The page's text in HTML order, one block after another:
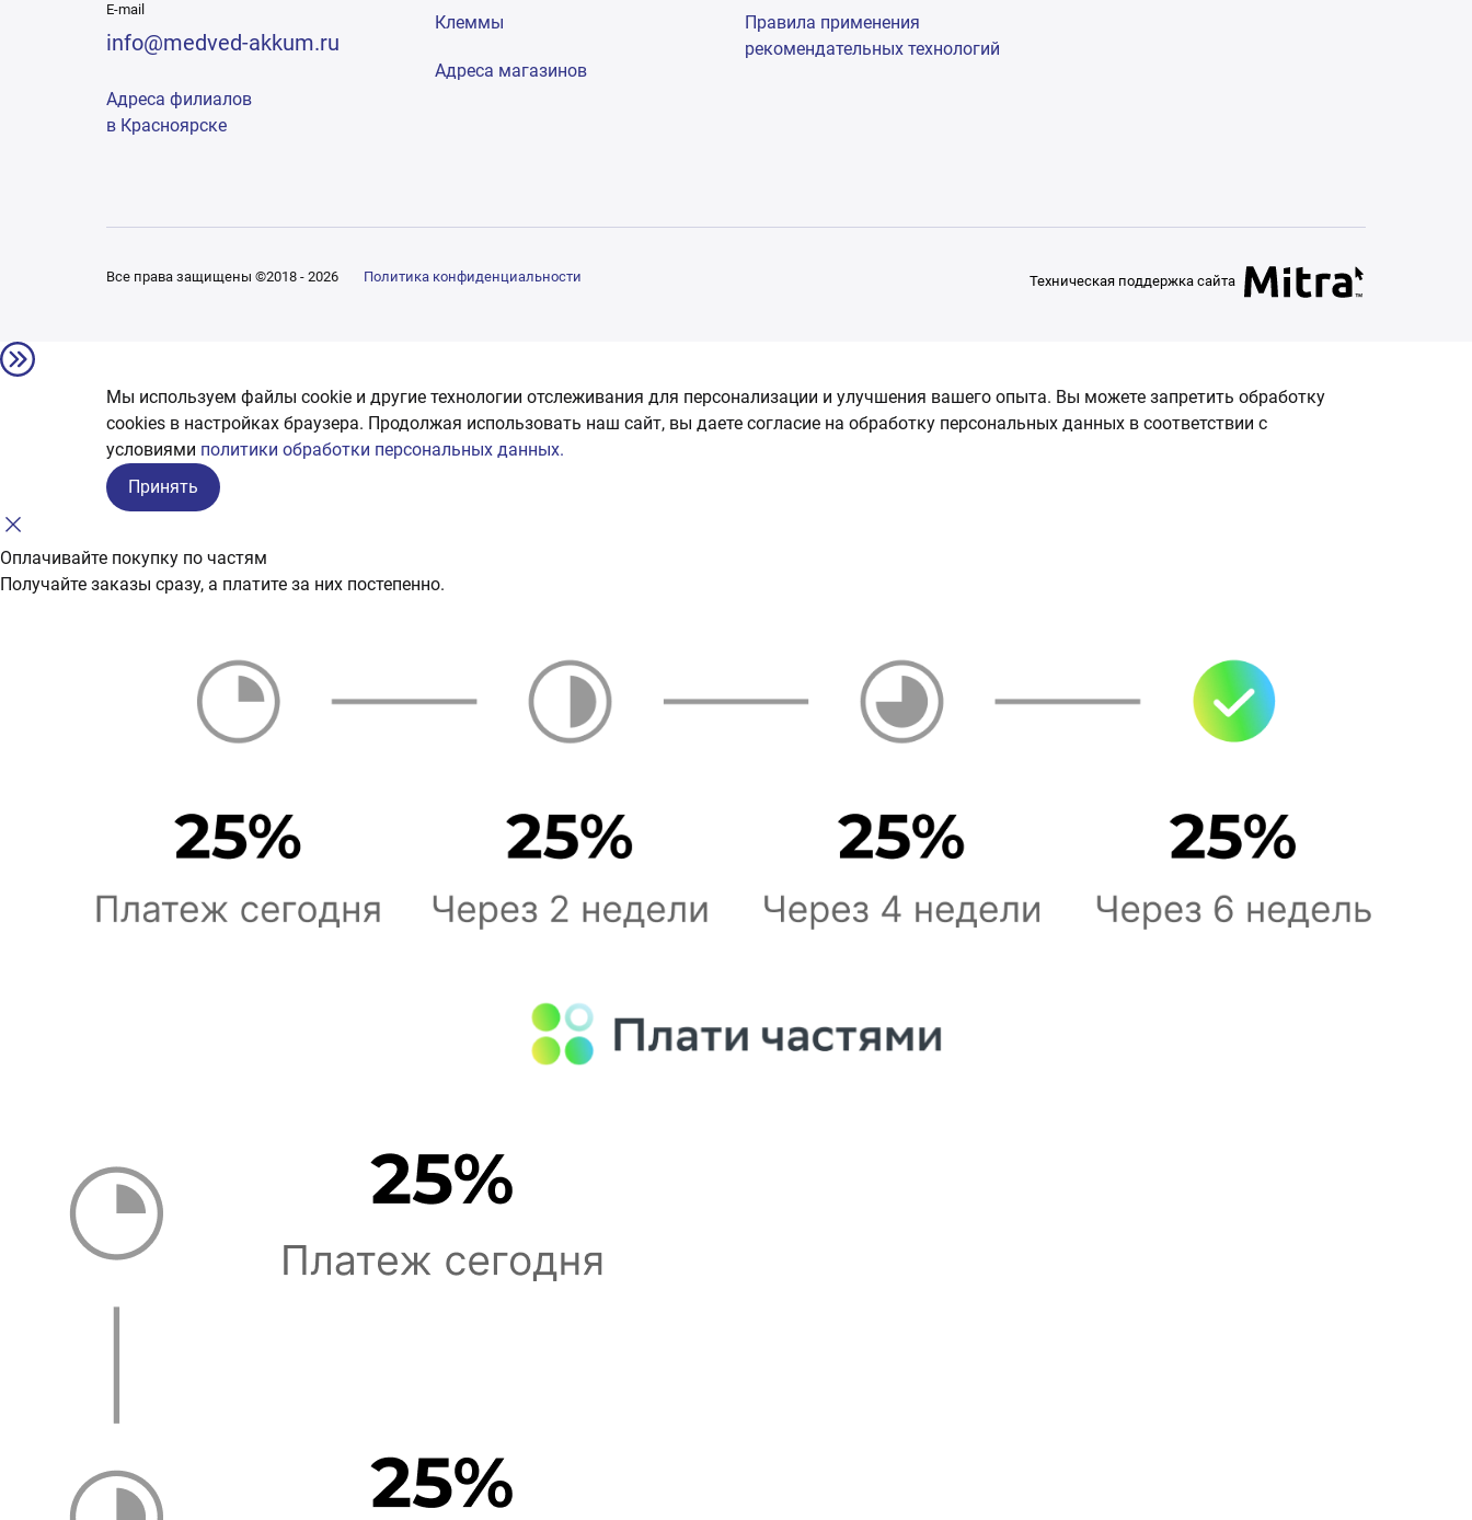
E-mail
info@medved-akkum.ru
Адреса филиалов
в Красноярске
Клеммы
Адреса магазинов
Правила применения
рекомендательных технологий
Все права защищены ©2018 - 2026 Политика конфиденциальности Техническая поддержка сайта
Мы используем файлы cookie и другие технологии отслеживания для персонализации и улучшения вашего опыта. Вы можете запретить обработку
сookies в настройках браузера. Продолжая использовать наш сайт, вы даете согласие на обработку персональных данных в соответствии с
условиями политики обработки персональных данных.
Принять
Оплачивайте покупку по частям
Получайте заказы сразу, а платите за них постепенно.